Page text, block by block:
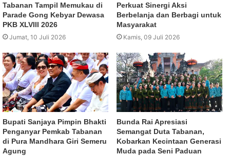
Tabanan Tampil Memukau di
Parade Gong Kebyar Dewasa
PKB XLVIII 2026
Jumat, 10 Juli 2026
Perkuat Sinergi Aksi
Berbelanja dan Berbagi untuk
Masyarakat
Kamis, 09 Juli 2026
Bupati Sanjaya Pimpin Bhakti
Penganyar Pemkab Tabanan
di Pura Mandhara Giri Semeru
Agung
Bunda Rai Apresiasi
Semangat Duta Tabanan,
Kobarkan Kecintaan Generasi
Muda pada Seni Paduan